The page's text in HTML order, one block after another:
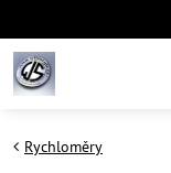
Rychloměry